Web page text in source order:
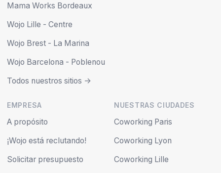
Mama Works Bordeaux
Wojo Lille - Centre
Wojo Brest - La Marina
Wojo Barcelona - Poblenou
Todos nuestros sitios ->
EMPRESA
A propósito
¡Wojo está reclutando!
Solicitar presupuesto
NUESTRAS CIUDADES
Coworking Paris
Coworking Lyon
Coworking Lille